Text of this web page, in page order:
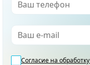
Согласие на обработку